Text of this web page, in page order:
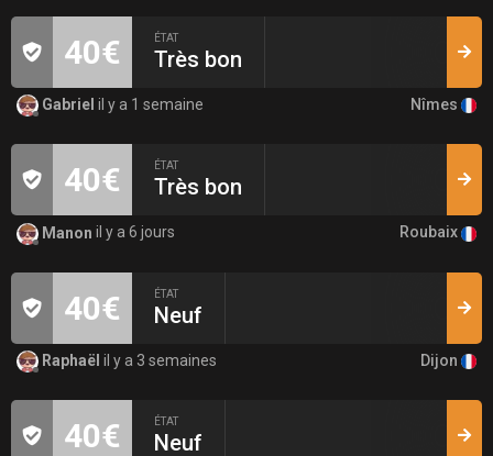
40€ ÉTAT
Très bon
Gabriel il y a 1 semaine Nîmes
40€ ÉTAT
Très bon
Manon il y a 6 jours Roubaix
40€ ÉTAT
Neuf
Raphaël il y a 3 semaines Dijon
40€ ÉTAT
Neuf